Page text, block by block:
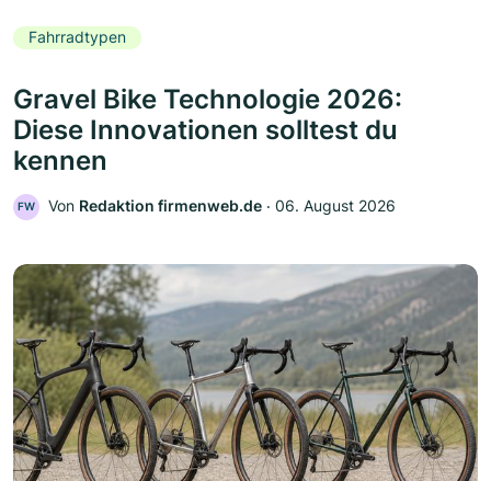
Fahrradtypen
Gravel Bike Technologie 2026:
Diese Innovationen solltest du
kennen
FW Von Redaktion firmenweb.de ‧ 06. August 2026